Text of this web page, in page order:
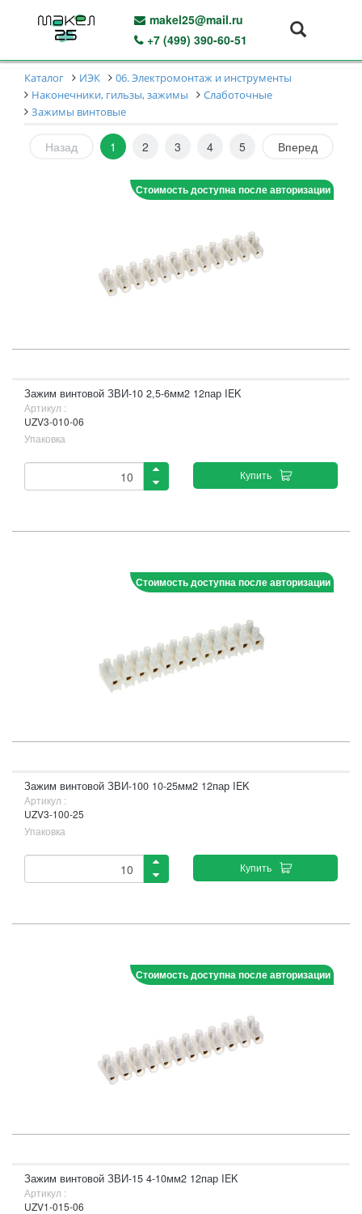
makel25@mail.ru
+7 (499) 390-60-51
Каталог ИЭК
06. Электромонтаж и инструменты
Наконечники, гильзы, зажимы
Слаботочные
Зажимы винтовые
Назад 1 2 3 4 5 Вперед
Стоимость доступна после авторизации
Зажим винтовой ЗВИ-10 2,5-6мм2 12пар IEK
Артикул :
UZV3-010-06
Упаковка
Купить
Стоимость доступна после авторизации
Зажим винтовой ЗВИ-100 10-25мм2 12пар IEK
Артикул :
UZV3-100-25
Упаковка
Купить
Стоимость доступна после авторизации
Зажим винтовой ЗВИ-15 4-10мм2 12пар IEK
Артикул :
UZV1-015-06